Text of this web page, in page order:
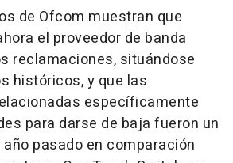
de Ofcom muestran que
el proveedor de banda
reclamaciones, situándose
históricos, y que las
específicamente
para darse de baja fueron un
pasado en comparación